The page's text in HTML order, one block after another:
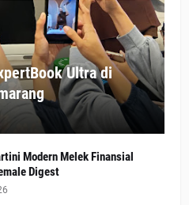
Ultra di
Modern Melek Finansial
Digest